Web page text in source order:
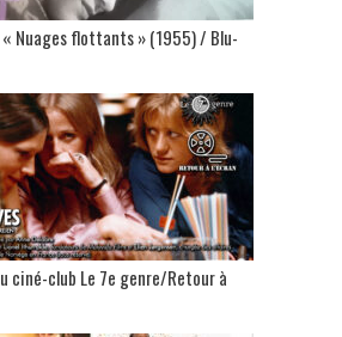
Nuages flottants » (1955) / Blu-
ciné-club Le 7e genre/Retour à